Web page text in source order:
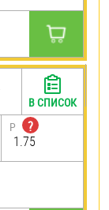
P
?
1.75
В СПИСОК